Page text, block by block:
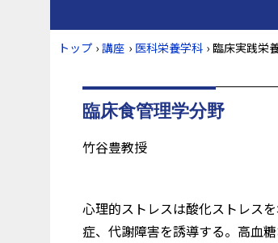
トップ › 講座 › 医科栄養学科 › 臨床実践栄
臨床食管理学分野
竹谷豊教授
心理的ストレスは酸化ストレス
症、代謝障害を誘導する。高血